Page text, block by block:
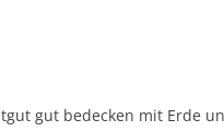
gut bedecken mit Erde